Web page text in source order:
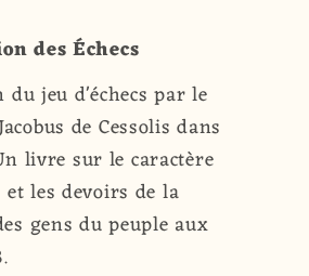
des Échecs
jeu d'échecs par le
de Cessolis dans
livre sur le caractère
les devoirs de la
gens du peuple aux